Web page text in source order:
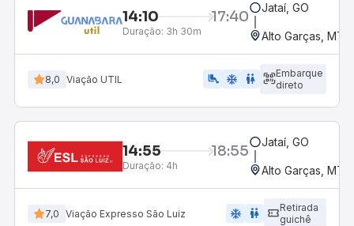
14:10 17:40
Duração: 3h 30m
Jataí, GO
Alto Garças, MT
8,0 Viação UTIL airline_seat_legroom_extra ac_unit wc
Embarque
direto
14:55 18:55
Duração: 4h
Jataí, GO
Alto Garças, MT
7,0 Viação Expresso São Luiz ac_unit wc
Retirada
guichê